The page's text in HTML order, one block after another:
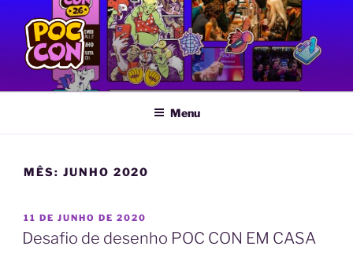
conteúdo
POC CON
Feira LGBTQIA+ de Quadrinhos e Artes Gráficas
Menu
MÊS: JUNHO 2020
PUBLICADO
EM
11 DE JUNHO DE 2020
Desafio de desenho POC CON EM CASA